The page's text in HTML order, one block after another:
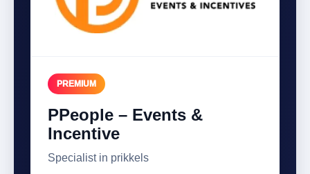
PREMIUM
PPeople – Events &
Incentive
Specialist in prikkels